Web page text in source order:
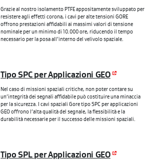
Grazie al nostro isolamento PTFE appositamente sviluppato per
resistere agli effetti corona, i cavi per alte tensioni GORE
offrono prestazioni affidabili ai massimi valori di tensione
nominale per un minimo di 10.000 ore, riducendo il tempo
necessario per la posa all’interno del velivolo spaziale.
Tipo SPC per Applicazioni GEO
Nel caso di missioni spaziali critiche, non poter contare su
un’integrità dei segnali affidabile può costituire una minaccia
per la sicurezza. I cavi spaziali Gore tipo SPC per applicazioni
GEO offrono l’alta qualità del segnale, la flessibilità e la
durabilità necessarie per il successo delle missioni spaziali.
Tipo SPL per Applicazioni GEO